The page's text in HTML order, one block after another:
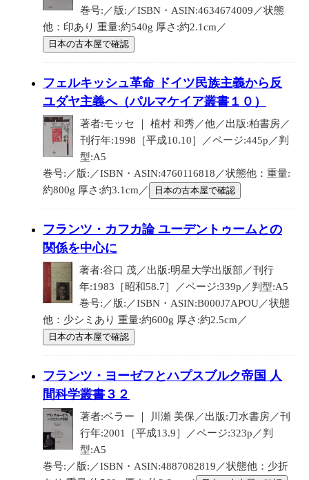
巻号:／版:／ISBN・ASIN:4634674009／状態
他：印あり 重量:約540g 厚さ:約2.1cm／
日本の古本屋で確認
フェルキッシュ革命 ドイツ民族主義から反
ユダヤ主義へ（パルマケイア叢書１０）
著者:モッセ ｜ 植村 和秀／他／出版:柏書房／
刊行年:1998［平成10.10］／ページ:445p／判
型:A5
巻号:／版:／ISBN・ASIN:4760116818／状態他：重量:
約800g 厚さ:約3.1cm／
日本の古本屋で確認
フランツ・カフカ論 ユーデントゥームとの
関係を中心に
著者:谷口 茂／出版:明星大学出版部／刊行
年:1983［昭和58.7］／ページ:339p／判型:A5
巻号:／版:／ISBN・ASIN:B000J7APOU／状態
他：少シミあり 重量:約600g 厚さ:約2.5cm／
日本の古本屋で確認
フランツ・ヨーゼフとハプスブルク帝国 人
間科学叢書３２
著者:ベラー ｜ 川瀬 美保／出版:刀水書房／刊
行年:2001［平成13.9］／ページ:323p／判
型:A5
巻号:／版:／ISBN・ASIN:4887082819／状態他：少折